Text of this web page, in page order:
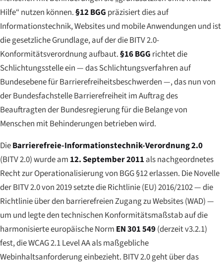
Hilfe“ nutzen können.§12 BGG präzisiert dies auf
Informationstechnik, Websites und mobile Anwendungen und ist
die gesetzliche Grundlage, auf der die BITV 2.0-
Konformitätsverordnung aufbaut.§16 BGG richtet die
Schlichtungsstelle ein — das Schlichtungsverfahren auf
Bundesebene für Barrierefreiheitsbeschwerden —, das nun von
der Bundesfachstelle Barrierefreiheit im Auftrag des
Beauftragten der Bundesregierung für die Belange von
Menschen mit Behinderungen betrieben wird.
DieBarrierefreie-Informationstechnik-Verordnung 2.0
(BITV 2.0) wurde am 12. September 2011 als nachgeordnetes
Recht zur Operationalisierung von BGG §12 erlassen. Die Novelle
der BITV 2.0 von 2019 setzte die Richtlinie (EU) 2016/2102 — die
Richtlinie über den barrierefreien Zugang zu Websites (WAD) —
um und legte den technischen Konformitätsmaßstab auf die
harmonisierte europäische Norm EN 301 549(derzeit v3.2.1)
fest, die WCAG 2.1 Level AA als maßgebliche
Webinhaltsanforderung einbezieht. BITV 2.0 geht über das